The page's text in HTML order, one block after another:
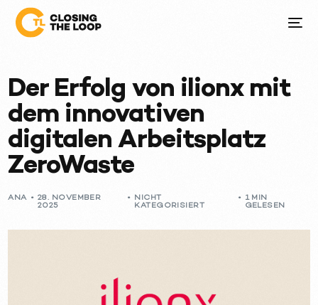
Der Erfolg von ilionx mit
dem innovativen
digitalen Arbeitsplatz
ZeroWaste
ANA
28. NOVEMBER
2025
NICHT
KATEGORISIERT
1 MIN
GELESEN